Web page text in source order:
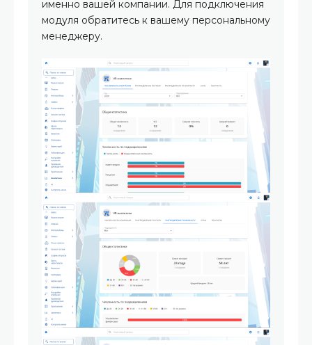
именно вашей компании. Для подключения
модуля обратитесь к вашему персональному
менеджеру.